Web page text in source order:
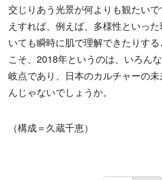
交じりあう光景が何よりも観たい
えすれば、例えば、多様性といっ
いても瞬時に肌で理解できたりす
こそ、2018年というのは、いろん
岐点であり、日本のカルチャーの
んじゃないでしょうか。
（構成＝久蔵千恵）